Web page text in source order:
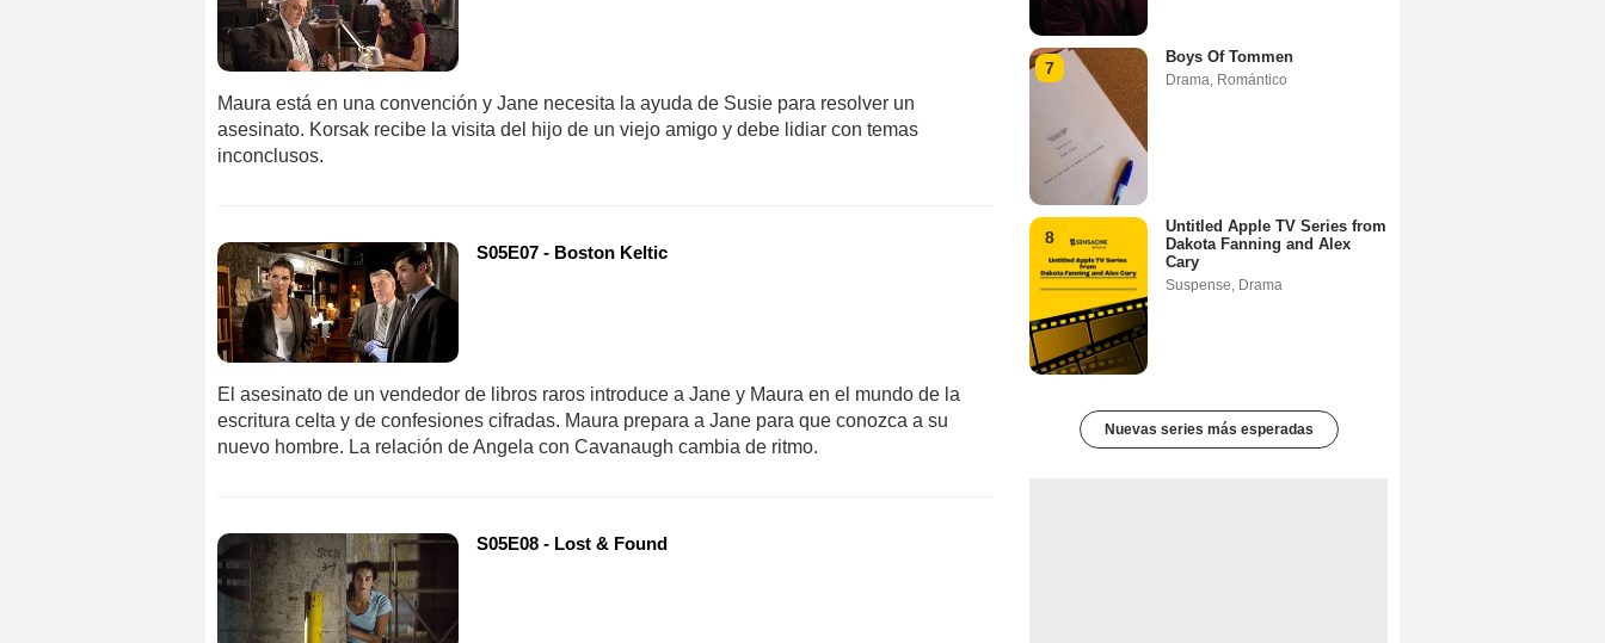
Maura está en una convención y Jane necesita la ayuda de Susie para resolver un
asesinato. Korsak recibe la visita del hijo de un viejo amigo y debe lidiar con temas
inconclusos.
S05E07 - Boston Keltic
El asesinato de un vendedor de libros raros introduce a Jane y Maura en el mundo de la
escritura celta y de confesiones cifradas. Maura prepara a Jane para que conozca a su
nuevo hombre. La relación de Angela con Cavanaugh cambia de ritmo.
S05E08 - Lost & Found
7
Boys Of Tommen
Drama Romántico
8
Untitled Apple TV Series from
Dakota Fanning and Alex
Cary
Suspense Drama
Nuevas series más esperadas